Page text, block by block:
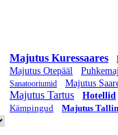
Majutus Kuressaares
Majutus Otepääl
Sanatooriumid Majutus
Majutus Tartus
Hotellid
Kämpingud
Majutus